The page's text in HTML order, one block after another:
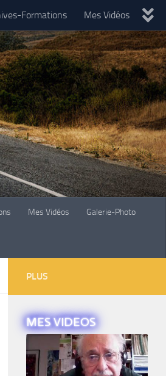
Formations Mes Vidéos
Mes Vidéos Galerie-Photo
PLUS
MES VIDEOS